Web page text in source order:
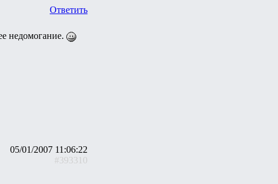
Ответить
недомогание.
05/01/2007 11:06:22
#393310